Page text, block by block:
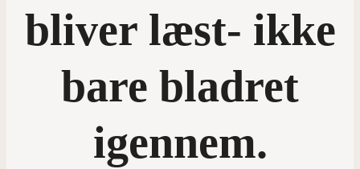
bliver læst- ikke
bare bladret
igennem.